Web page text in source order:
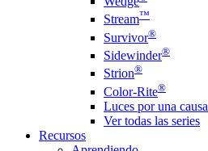
Stream™
Survivor®
Sidewinder®
Strion®
Color-Rite®
Luces por una causa
Ver todas las series
Recursos